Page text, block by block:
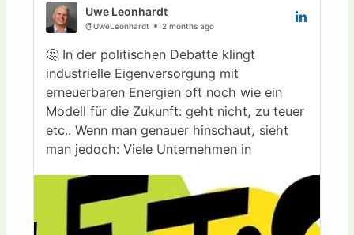
können.
👉 Vielleicht ist nicht jeder Gedanke sofort
umsetzbar. Aber jeder Fortschritt beginnt
damit, dass jemand den ersten Vorschlag
macht.
👉 Wir freuen uns auf Widerspruch,
Ergänzungen und vor allem auf eine offene
Diskussion.
Heiko Ross Christine Breeze
Uwe Leonhardt
@UweLeonhardt 2 months ago
🤔 In der politischen Debatte klingt
industrielle Eigenversorgung mit
erneuerbaren Energien oft noch wie ein
Modell für die Zukunft: geht nicht, zu teuer
etc.. Wenn man genauer hinschaut, sieht
man jedoch: Viele Unternehmen in
kombinieren Photovoltaik, Windenergie,
Biomasse, Speicher, Wärmepumpen und
intelligente Steuerung, um ihre Standorte